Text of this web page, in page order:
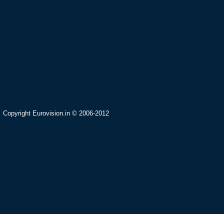
Copyright Eurovision.in © 2006-2012